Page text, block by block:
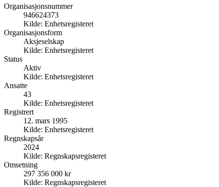
Organisasjonsnummer
946624373
Kilde: Enhetsregisteret
Organisasjonsform
Aksjeselskap
Kilde: Enhetsregisteret
Status
Aktiv
Kilde: Enhetsregisteret
Ansatte
43
Kilde: Enhetsregisteret
Registrert
12. mars 1995
Kilde: Enhetsregisteret
Regnskapsår
2024
Kilde: Regnskapsregisteret
Omsetning
297 356 000 kr
Kilde: Regnskapsregisteret